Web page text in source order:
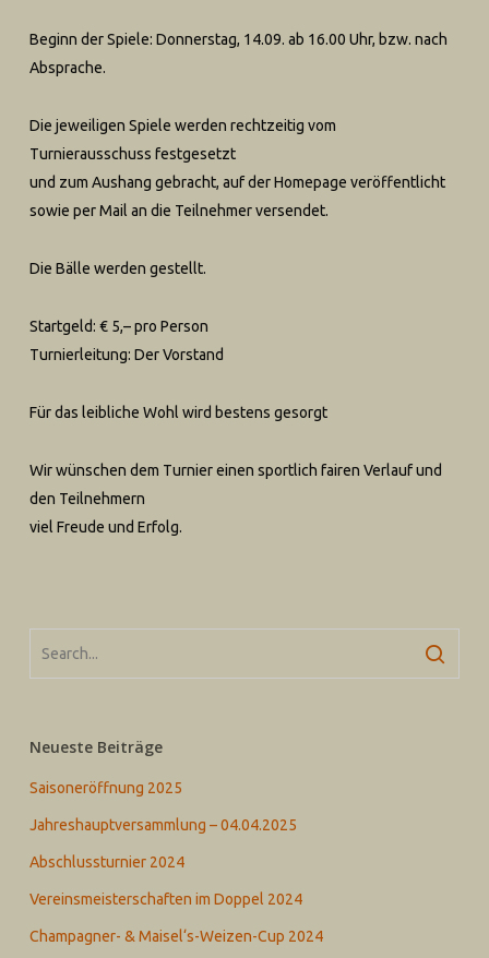
Beginn der Spiele: Donnerstag, 14.09. ab 16.00 Uhr, bzw. nach
Absprache.
Die jeweiligen Spiele werden rechtzeitig vom
Turnierausschuss festgesetzt
und zum Aushang gebracht, auf der Homepage veröffentlicht
sowie per Mail an die Teilnehmer versendet.
Die Bälle werden gestellt.
Startgeld: € 5,– pro Person
Turnierleitung: Der Vorstand
Für das leibliche Wohl wird bestens gesorgt
Wir wünschen dem Turnier einen sportlich fairen Verlauf und
den Teilnehmern
viel Freude und Erfolg.
Neueste Beiträge
Saisoneröffnung 2025
Jahreshauptversammlung – 04.04.2025
Abschlussturnier 2024
Vereinsmeisterschaften im Doppel 2024
Champagner- & Maisel‘s-Weizen-Cup 2024